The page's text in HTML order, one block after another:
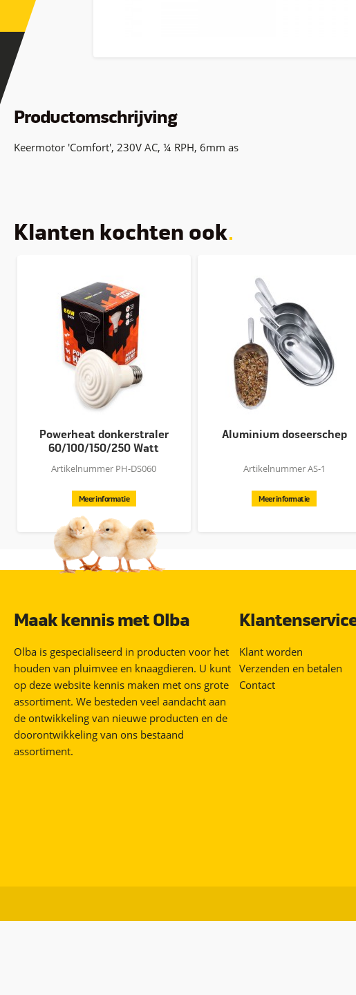
Productomschrijving
Keermotor 'Comfort', 230V AC, ¼ RPH, 6mm as
Klanten kochten ook
Powerheat donkerstraler
60/100/150/250 Watt
Artikelnummer PH-DS060
Meer informatie
Aluminium doseerschep
Artikelnummer AS-1
Meer informatie
Maak kennis met Olba
Olba is gespecialiseerd in producten voor het
houden van pluimvee en knaagdieren. U kunt
op deze website kennis maken met ons grote
assortiment. We besteden veel aandacht aan
de ontwikkeling van nieuwe producten en de
doorontwikkeling van ons bestaand
assortiment.
Klant worden
Verzenden en betalen
Contact